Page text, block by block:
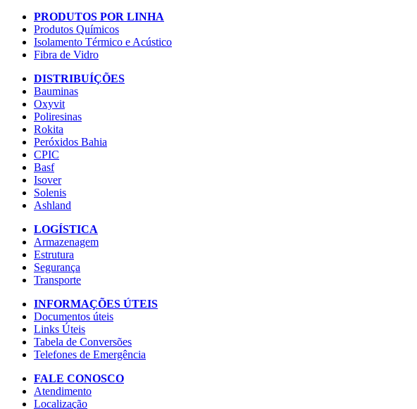
PRODUTOS POR LINHA
Produtos Químicos
Isolamento Térmico e Acústico
Fibra de Vidro
DISTRIBUÍÇÕES
Bauminas
Oxyvit
Poliresinas
Rokita
Peróxidos Bahia
CPIC
Basf
Isover
Solenis
Ashland
LOGÍSTICA
Armazenagem
Estrutura
Segurança
Transporte
INFORMAÇÕES ÚTEIS
Documentos úteis
Links Úteis
Tabela de Conversões
Telefones de Emergência
FALE CONOSCO
Atendimento
Localização